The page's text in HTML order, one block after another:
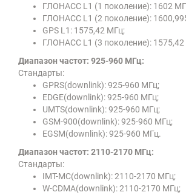
ГЛОНАСС L1 (1 поколение): 1602
ГЛОНАСС L1 (2 поколение):
GPS L1: 1575,42 МГц;
ГЛОНАСС L1 (3 поколение):
Диапазон частот: 925-960 МГц:
Стандарты:
GPRS(downlink): 925-960 МГц;
EDGE(downlink): 925-960 МГц;
UMTS(downlink): 925-960 МГц;
GSM-900(downlink): 925-960 МГц;
EGSM(downlink): 925-960 МГц.
Диапазон частот: 2110-2170 МГц:
Стандарты:
IMT-MC(downlink): 2110-2170 МГц;
W-CDMA(downlink): 2110-2170 МГц;